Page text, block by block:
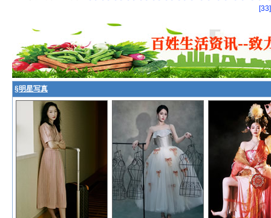
[33]
§明星写真